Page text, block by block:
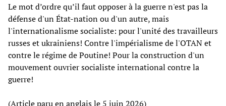
Le mot d’ordre qu’il faut opposer à la guerre n'est pas la
défense d'un État-nation ou d'un autre, mais
l'internationalisme socialiste: pour l'unité des travailleurs
russes et ukrainiens! Contre l'impérialisme de l'OTAN et
contre le régime de Poutine! Pour la construction d'un
mouvement ouvrier socialiste international contre la
guerre!
(Article paru en anglais le 5 juin 2026)